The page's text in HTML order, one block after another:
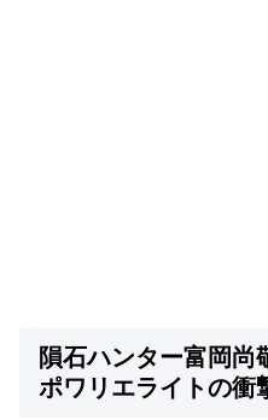
隕石ハンター富岡尚
ポワリエライトの衝